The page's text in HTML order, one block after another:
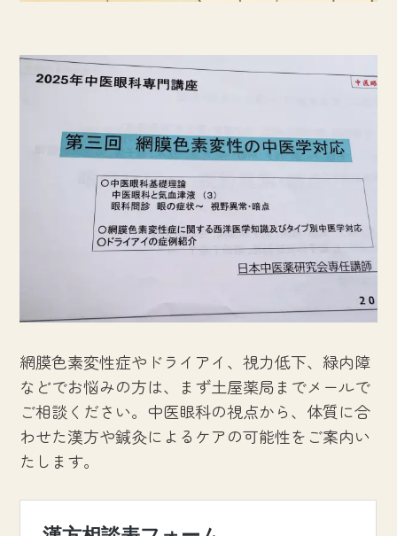
網膜色素変性症やドライアイ、視力低下、緑内障
などでお悩みの方は、まず土屋薬局までメールで
ご相談ください。中医眼科の視点から、体質に合
わせた漢方や鍼灸によるケアの可能性をご案内い
たします。